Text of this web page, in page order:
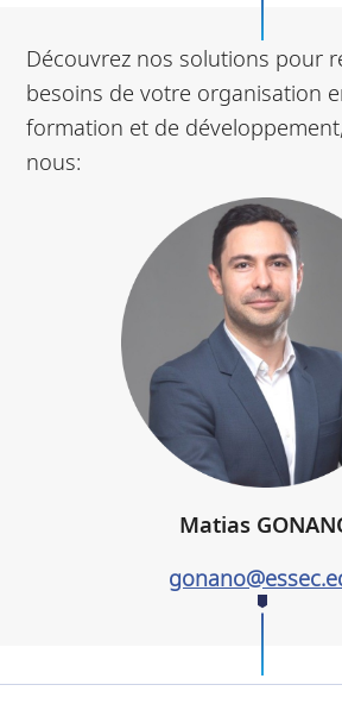
Découvrez nos solutions pour
besoins de votre organisation
formation et de
nous:
Matias